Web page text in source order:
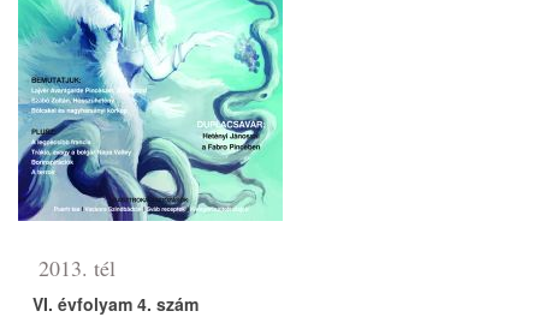
2013. tél
VI. évfolyam 4. szám